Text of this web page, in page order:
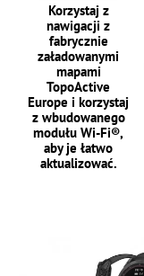
Korzystaj z
nawigacji z
fabrycznie
załadowanymi
mapami
TopoActive
Europe i korzystaj
z wbudowanego
modułu Wi-Fi®,
aby je łatwo
aktualizować.